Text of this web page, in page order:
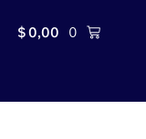
$0,00 0